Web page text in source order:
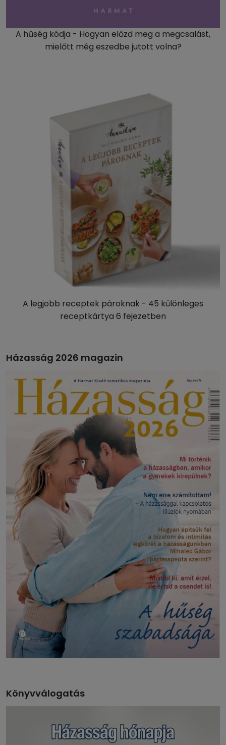
A hűség kódja - Hogyan előzd meg a megcsalást,
mielőtt még eszedbe jutott volna?
A legjobb receptek pároknak - 45 különleges
receptkártya 6 fejezetben
Házasság 2026 magazin
Könyvválogatás